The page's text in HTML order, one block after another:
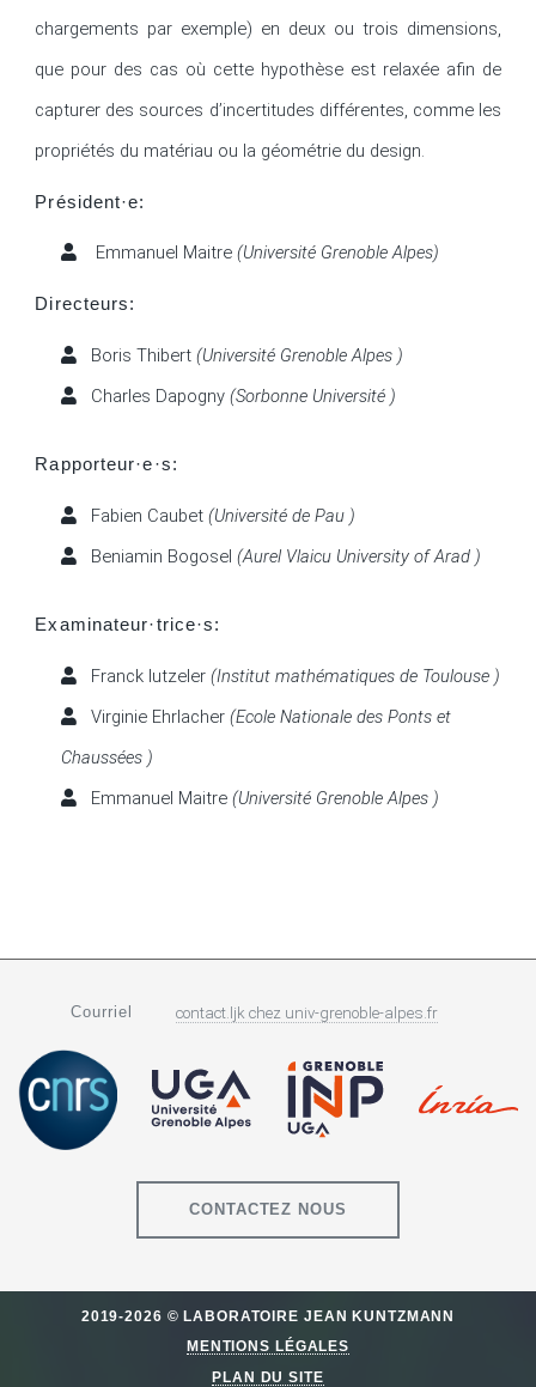
chargements par exemple) en deux ou trois dimensions,
que pour des cas où cette hypothèse est relaxée afin de
capturer des sources d’incertitudes différentes, comme les
propriétés du matériau ou la géométrie du design.
Président·e:
Emmanuel Maitre(Université Grenoble Alpes)
Directeurs:
Boris Thibert(Université Grenoble Alpes )
Charles Dapogny(Sorbonne Université )
Rapporteur·e·s:
Fabien Caubet(Université de Pau )
Beniamin Bogosel(Aurel Vlaicu University of Arad )
Examinateur·trice·s:
Franck Iutzeler(Institut mathématiques de Toulouse )
Virginie Ehrlacher(Ecole Nationale des Ponts et
Chaussées )
Emmanuel Maitre(Université Grenoble Alpes )
Courriel contact.ljk chez univ-grenoble-alpes.fr
CONTACTEZ NOUS
2019-2026 © LABORATOIRE JEAN KUNTZMANN
MENTIONS LÉGALES
PLAN DU SITE